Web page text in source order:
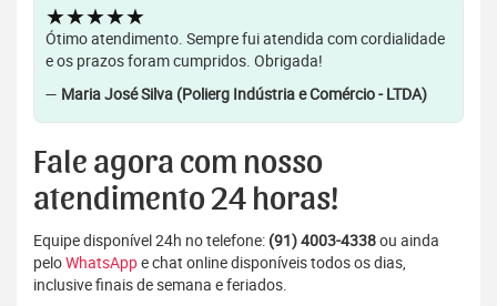
★★★★★
Ótimo atendimento. Sempre fui atendida com cordialidade
e os prazos foram cumpridos. Obrigada!
— Maria José Silva (Polierg Indústria e Comércio - LTDA)
Fale agora com nosso
atendimento 24 horas!
Equipe disponível 24h no telefone: (91) 4003-4338ou ainda
peloWhatsAppe chat online disponíveis todos os dias,
inclusive finais de semana e feriados.